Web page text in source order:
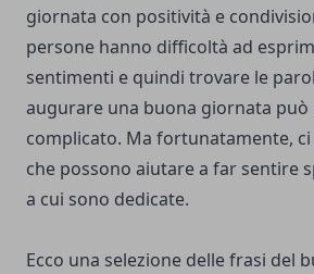
giornata con positività e
persone hanno difficoltà ad
sentimenti e quindi trovare le
augurare una buona giornata
complicato. Ma fortunatamente,
che possono aiutare a far sentire
a cui sono dedicate.
Ecco una selezione delle frasi del